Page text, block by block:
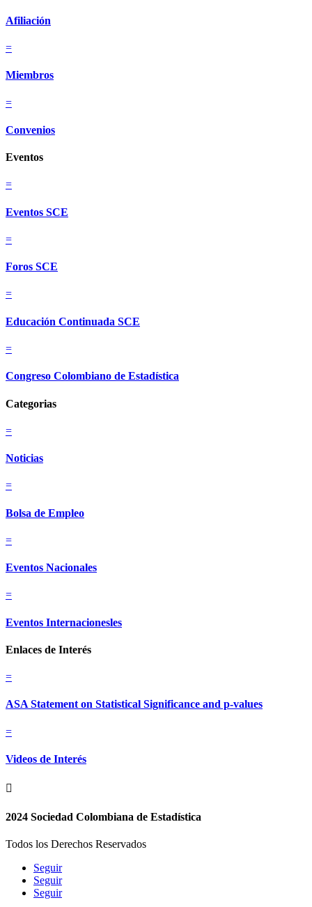
Afiliación
=
Miembros
=
Convenios
Eventos
=
Eventos SCE
=
Foros SCE
=
Educación Continuada SCE
=
Congreso Colombiano de Estadística
Categorias
=
Noticias
=
Bolsa de Empleo
=
Eventos Nacionales
=
Eventos Internacionesles
Enlaces de Interés
=
ASA Statement on Statistical Significance and p-values
=
Videos de Interés

2024 Sociedad Colombiana de Estadística
Todos los Derechos Reservados
Seguir
Seguir
Seguir